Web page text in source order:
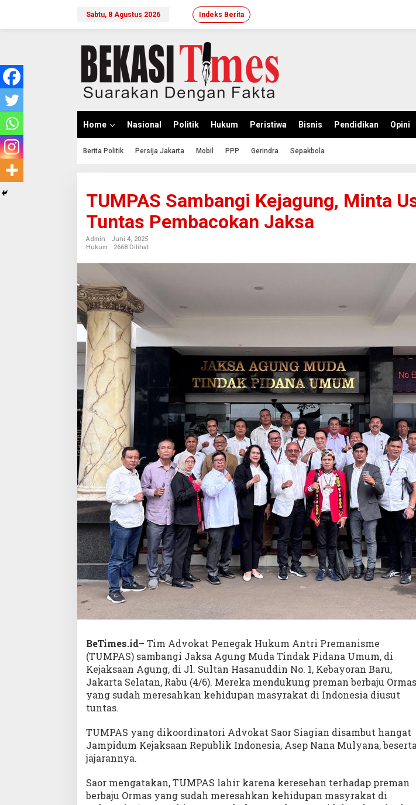
Sabtu, 8 Agustus 2026 Indeks Berita
Home Nasional Politik Hukum Peristiwa Bisnis Pendidikan Opini
Berita Politik Persija Jakarta Mobil PPP Gerindra Sepakbola
TUMPAS Sambangi Kejagung, Minta
Tuntas Pembacokan Jaksa
Admin
Juni 4, 2025
Hukum
2668 Dilihat
BeTimes.id– Tim Advokat Penegak Hukum Antri Premanisme
(TUMPAS) sambangi Jaksa Agung Muda Tindak Pidana Umum, di
Kejaksaan Agung, di Jl. Sultan Hasanuddin No. 1, Kebayoran Baru,
Jakarta Selatan, Rabu (4/6). Mereka mendukung preman berbaju Ormas
yang sudah meresahkan kehidupan masyrakat di Indonesia diusut
tuntas.
TUMPAS yang dikoordinatori Advokat Saor Siagian disambut hangat
Jampidum Kejaksaan Republik Indonesia, Asep Nana Mulyana, beserta
jajarannya.
Saor mengatakan, TUMPAS lahir karena keresehan terhadap preman
berbaju Ormas yang sudah meresahkan kehidupan masyrakat di